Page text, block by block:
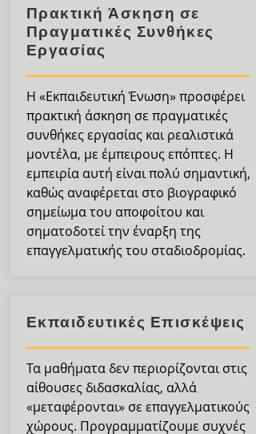
Πρακτική Άσκηση σε
Πραγματικές Συνθήκες
Εργασίας
Η «Εκπαιδευτική Ένωση» προσφέρει
πρακτική άσκηση σε πραγματικές
συνθήκες εργασίας και ρεαλιστικά
μοντέλα, με έμπειρους επόπτες. Η
εμπειρία αυτή είναι πολύ σημαντική,
καθώς αναφέρεται στο βιογραφικό
σημείωμα του αποφοίτου και
σηματοδοτεί την έναρξη της
επαγγελματικής του σταδιοδρομίας.
Εκπαιδευτικές Επισκέψεις
Τα μαθήματα δεν περιορίζονται στις
αίθουσες διδασκαλίας, αλλά
«μεταφέρονται» σε επαγγελματικούς
χώρους. Προγραμματίζουμε συχνές